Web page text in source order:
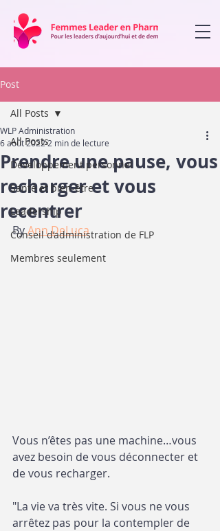
Post
All Posts
Développement personnel
Santé et bien-être
Leadership
Conseil d’administration de FLP
Membres seulement
All Posts
Prendre une pause, vous
recharger et vous
recentrer
WLP Administration
6 août 20222 min de lecture
By Ann DeLuca
Vous n’êtes pas une machine…vous
avez besoin de vous déconnecter et
de vous recharger.
"La vie va très vite. Si vous ne vous
arrêtez pas pour la contempler de